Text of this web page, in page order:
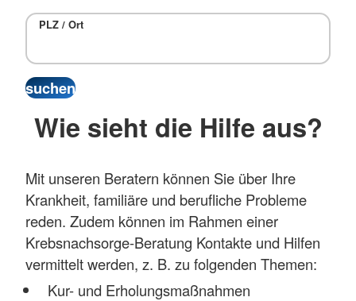
PLZ / Ort
Wie sieht die Hilfe aus?
Mit unseren Beratern können Sie über Ihre
Krankheit, familiäre und berufliche Probleme
reden. Zudem können im Rahmen einer
Krebsnachsorge-Beratung Kontakte und Hilfen
vermittelt werden, z. B. zu folgenden Themen:
Kur- und Erholungsmaßnahmen